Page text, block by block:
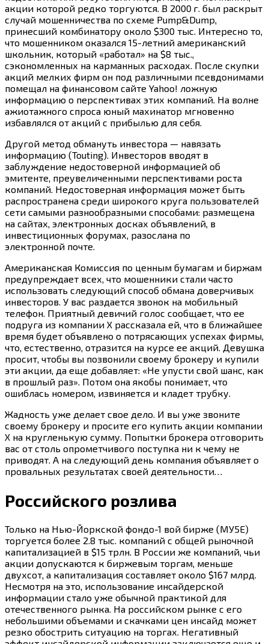
акции которой редко торгуются. В 2000 г. был раскрыт
случай мошенничества по схеме Pump&Dump,
принесший комбинатору около $300 тыс. Интересно то,
что мошенником оказался 15-летний американский
школьник, который «работал» на $8 тыс.,
сэкономленных на карманных расходах. После скупки
акций мелких фирм он под различными псевдонимами
помещал на финансовом сайте Yahoo! ложную
информацию о перспективах этих компаний. На волне
ажиотажного спроса юный махинатор мгновенно
избавлялся от акций с прибылью для себя.
Другой метод обмануть инвестора — навязать
информацию (Touting). Инвесторов вводят в
заблуждение недостоверной информацией об
эмитенте, преувеличенными перспективами роста
компаний. Недостоверная информация может быть
распространена среди широкого круга пользователей
сети самыми разнообразными способами: размещена
на сайтах, электронных досках объявлений, в
инвестиционных форумах, разослана по
электронной почте.
Американская Комиссия по ценным бумагам и биржам
предупреждает всех, что мошенники стали часто
использовать следующий способ обмана доверчивых
инвесторов. У вас раздается звонок на мобильный
телефон. Приятный девичий голос сообщает, что ее
подруга из компании X рассказала ей, что в ближайшее
время будет объявлено о потрясающих успехах фирмы,
что, естественно, отразится на курсе ее акций. Девушка
просит, чтобы вы позвонили своему брокеру и купили
эти акции, да еще добавляет: «Не упусти свой шанс, как
в прошлый раз». Потом она якобы понимает, что
ошиблась номером, извиняется и кладет трубку.
Жадность уже делает свое дело. И вы уже звоните
своему брокеру и просите его купить акции компании
X на кругленькую сумму. Попытки брокера отговорить
вас от столь опрометчивого поступка ни к чему не
приводят. А на следующий день компания объявляет о
провальных результатах своей деятельности…
Российского розлива
Только на Нью-Йоркской фондо-1 вой бирже (МУ5Е)
торгуется более 2.8 тыс. компаний с общей рыночной
капитализацией в $15 трлн. В России же компаний, чьи
акции допускаются к биржевым торгам, меньше
двухсот, а капитализация составляет около $167 млрд.
Несмотря на это, использование инсайдерской
информации стало уже обычной практикой для
отечественного рынка. На российском рынке с его
небольшими объемами и скачками цен инсайд может
резко обострить ситуацию на торгах. Негативный